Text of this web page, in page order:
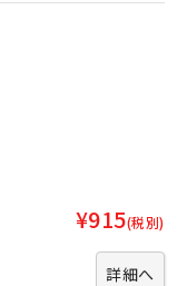
¥915(税別)
詳細へ